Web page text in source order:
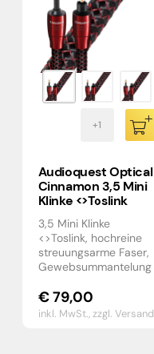
Audioquest Optical
Cinnamon 3,5 Mini
Klinke <>Toslink
3,5 Mini Klinke
<>Toslink, hochreine
streuungsarme Faser,
Gewebsummantelung
€79,00
inkl. MwSt.,zzgl. Versand